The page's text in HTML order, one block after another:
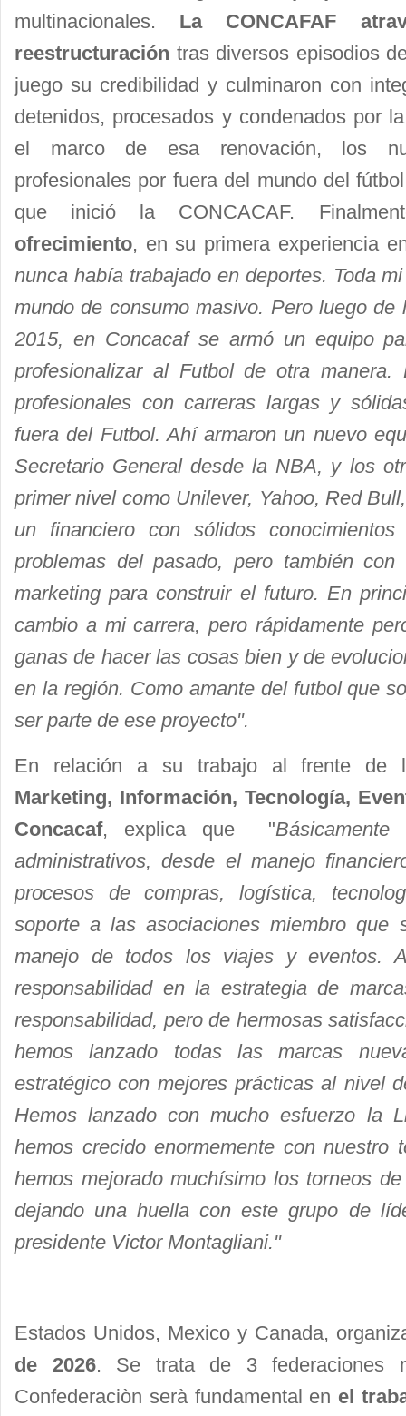
multinacionales. La CONCAFAF
reestructuración tras diversos episodios
juego su credibilidad y culminaron con
detenidos, procesados y condenados por
el marco de esa renovación, los
profesionales por fuera del mundo del
que inició la CONCACAF.
ofrecimiento, en su primera experiencia
nunca había trabajado en deportes. Toda
mundo de consumo masivo. Pero luego
2015, en Concacaf se armó un equipo
profesionalizar al Futbol de otra manera.
profesionales con carreras largas y
fuera del Futbol. Ahí armaron un nuevo
Secretario General desde la NBA, y los
primer nivel como Unilever, Yahoo, Red
un financiero con sólidos
problemas del pasado, pero también
marketing para construir el futuro. En
cambio a mi carrera, pero rápidamente
ganas de hacer las cosas bien y de
en la región. Como amante del futbol que
ser parte de ese proyecto".
En relación a su trabajo al frente de
Marketing, Información, Tecnología,
Concacaf, explica que "
administrativos, desde el manejo
procesos de compras, logística,
soporte a las asociaciones miembro
manejo de todos los viajes y eventos.
responsabilidad en la estrategia de
responsabilidad, pero de hermosas
hemos lanzado todas las marcas
estratégico con mejores prácticas al nivel
Hemos lanzado con mucho esfuerzo la
hemos crecido enormemente con
hemos mejorado muchísimo los torneos
dejando una huella con este grupo de
presidente Victor Montagliani."
Estados Unidos, Mexico y Canada,
de 2026. Se trata de 3 federaciones
Confederaciòn serà fundamental en el